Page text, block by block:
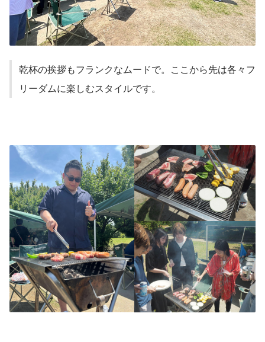
乾杯の挨拶もフランクなムードで。ここから先は各々フ
リーダムに楽しむスタイルです。